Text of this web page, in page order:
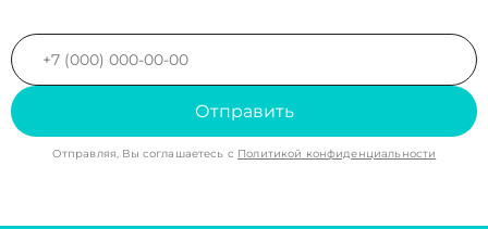
Отправить
Отправляя, Вы соглашаетесь с Политикой конфиденциальности